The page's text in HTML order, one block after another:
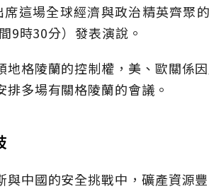
這場全球經濟與政治精英齊聚
9時30分）發表演說。
地格陵蘭的控制權，美、歐關係
多場有關格陵蘭的會議。
與中國的安全挑戰中，礦產資源